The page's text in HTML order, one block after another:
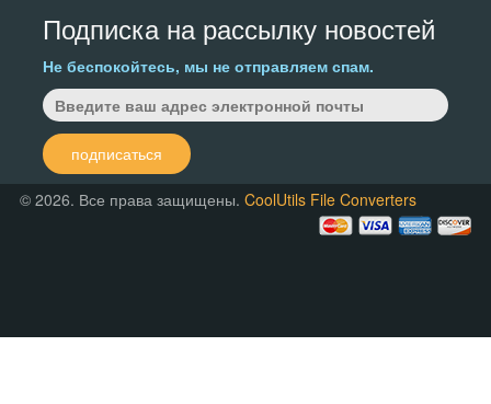
Подписка на рассылку новостей
Не беспокойтесь, мы не отправляем спам.
подписаться
© 2026. Все права защищены.CoolUtils File Converters